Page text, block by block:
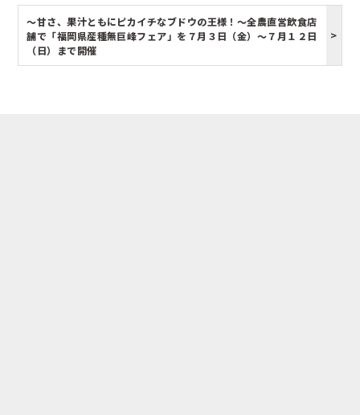
～甘さ、果汁ともにピカイチなブドウの王様！～全農直営飲食店
舗で「福岡県産種無巨峰フェア」を７月３日（金）～７月１２日
（日）まで開催